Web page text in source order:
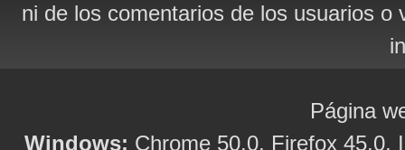
ni de los comentarios de los usuarios
Página
Windows: Chrome 50.0, Firefox 45.0,